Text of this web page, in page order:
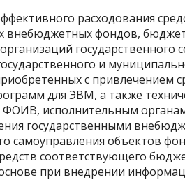
расходования
внебюджетных фондов,
государственного
и
с привлечением
для ЭВМ, а также
ФОИВ, исполнительным
государственными
самоуправления объектов
соответствующего
при внедрении